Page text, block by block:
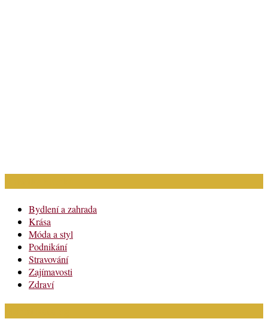
Bydlení a zahrada
Krása
Móda a styl
Podnikání
Stravování
Zajímavosti
Zdraví